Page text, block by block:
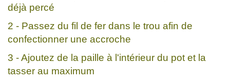
déjà percé
2 - Passez du fil de fer dans le trou afin de
confectionner une accroche
3 - Ajoutez de la paille à l'intérieur du pot et la
tasser au maximum